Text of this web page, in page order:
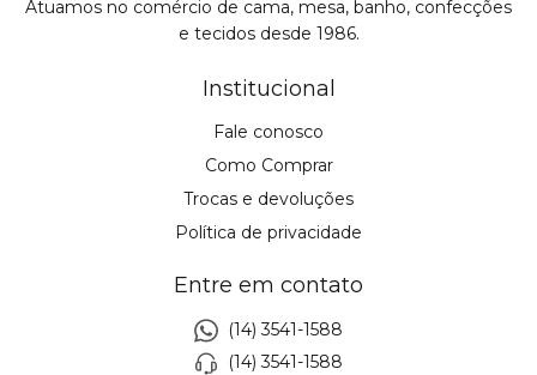
Atuamos no comércio de cama, mesa, banho, confecções
e tecidos desde 1986.
Institucional
Fale conosco
Como Comprar
Trocas e devoluções
Política de privacidade
Entre em contato
(14) 3541-1588
(14) 3541-1588